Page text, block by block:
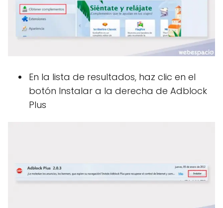
En la lista de resultados, haz clic en el
botón Instalar a la derecha de Adblock
Plus